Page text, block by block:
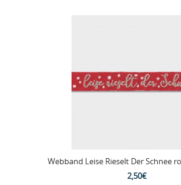
Webband Leise Rieselt Der Schnee
2,50€